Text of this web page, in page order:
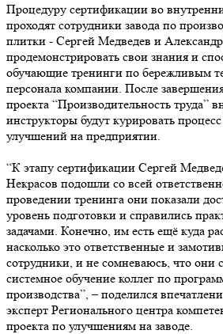
Процедуру сертификации во
проходят сотрудники завода по
плитки - Сергей Медведев и
продемонстрировать свои знания и
обучающие тренинги по бережливым
персонала компании. После
проекта “Производительность труда”
инструкторы будут курировать
улучшений на предприятии.
“К этапу сертификации Сергей
Некрасов подошли со всей
проведении тренинга они показали
уровень подготовки и справились
задачами. Конечно, им есть ещё куда
насколько это ответственные и
сотрудники, и не сомневаюсь, что они
системное обучение коллег по
производства”, – поделился
эксперт Регионального центра
проекта по улучшениям на заводе.